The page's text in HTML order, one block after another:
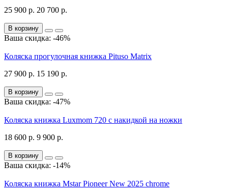
25 900 р. 20 700 р.
В корзину
Ваша скидка: -46%
Коляска прогулочная книжка Pituso Matrix
27 900 р. 15 190 р.
В корзину
Ваша скидка: -47%
Коляска книжка Luxmom 720 с накидкой на ножки
18 600 р. 9 900 р.
В корзину
Ваша скидка: -14%
Коляска книжка Mstar Pioneer New 2025 chrome